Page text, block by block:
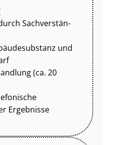
Sach­ver­stän­
und
(ca. 20
Ergebnisse